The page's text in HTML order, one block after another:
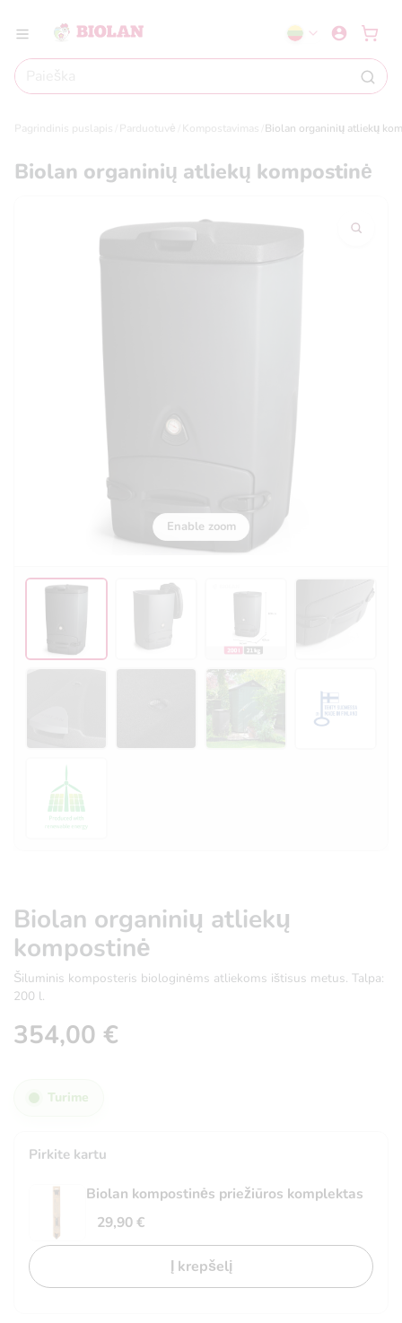
Pagrindinis puslapis Parduotuvė Kompostavimas Biolan organinių atliekų
Biolan organinių atliekų kompostinė
Enable zoom
Biolan organinių atliekų
kompostinė
Šiluminis komposteris biologinėms atliekoms ištisus metus. Talpa:
200 l.
354,00 €
Pirkite kartu
Biolan kompostinės priežiūros komplektas
29,90€
Į krepšelį
Turime